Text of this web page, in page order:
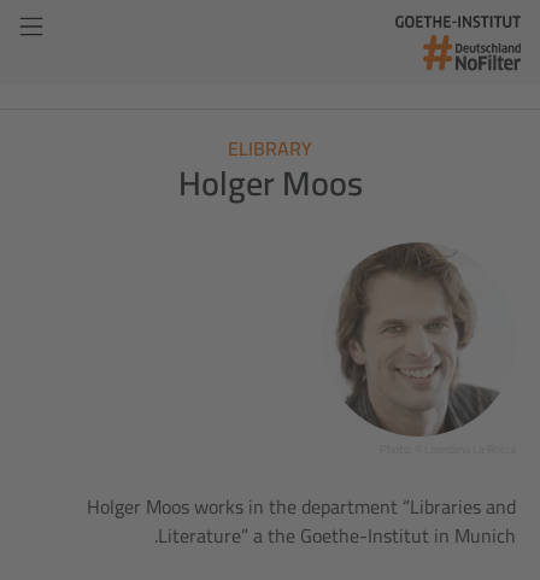
ELIBRARY
Holger Moos
Holger Moos works in the department “Libraries and
Literature” a the Goethe-Institut in Munich.